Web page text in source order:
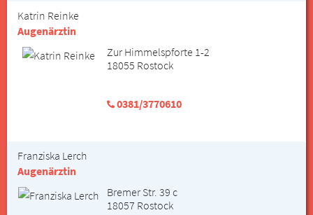
Katrin Reinke
Augenärztin
Zur Himmelspforte 1-2
18055 Rostock
0381/3770610
Franziska Lerch
Augenärztin
Bremer Str. 39 c
18057 Rostock